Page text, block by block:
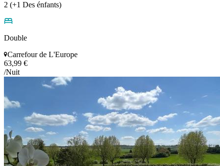
2 (+1 Des énfants)
Double
Carrefour de L'Europe
63,99 €
/Nuit